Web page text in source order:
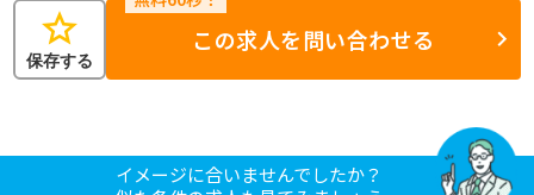
star
保存する
この求人を問い合わせる
イメージに合いませんでしたか？